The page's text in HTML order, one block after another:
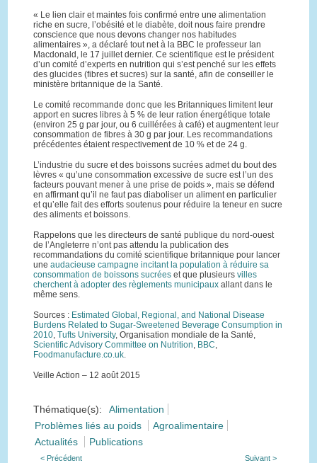
« Le lien clair et maintes fois confirmé entre une alimentation
riche en sucre, l’obésité et le diabète, doit nous faire prendre
conscience que nous devons changer nos habitudes
alimentaires », a déclaré tout net à la BBC le professeur Ian
Macdonald, le 17 juillet dernier. Ce scientifique est le président
d’un comité d’experts en nutrition qui s’est penché sur les effets
des glucides (fibres et sucres) sur la santé, afin de conseiller le
ministère britannique de la Santé.
Le comité recommande donc que les Britanniques limitent leur
apport en sucres libres à 5 % de leur ration énergétique totale
(environ 25 g par jour, ou 6 cuillérées à café) et augmentent leur
consommation de fibres à 30 g par jour. Les recommandations
précédentes étaient respectivement de 10 % et de 24 g.
L’industrie du sucre et des boissons sucrées admet du bout des
lèvres « qu’une consommation excessive de sucre est l’un des
facteurs pouvant mener à une prise de poids », mais se défend
en affirmant qu’il ne faut pas diaboliser un aliment en particulier
et qu’elle fait des efforts soutenus pour réduire la teneur en sucre
des aliments et boissons.
Rappelons que les directeurs de santé publique du nord-ouest
de l’Angleterre n’ont pas attendu la publication des
recommandations du comité scientifique britannique pour lancer
une audacieuse campagne incitant la population à réduire sa
consommation de boissons sucréeset que plusieurs villes
cherchent à adopter des règlements municipauxallant dans le
même sens.
Sources : Estimated Global, Regional, and National Disease
Burdens Related to Sugar-Sweetened Beverage Consumption in
2010, Tufts University, Organisation mondiale de la Santé,
Scientific Advisory Committee on Nutrition, BBC,
Foodmanufacture.co.uk.
Veille Action – 12 août 2015
Thématique(s):
Alimentation
Problèmes liés au poids
Agroalimentaire
Actualités
Publications
< Précédent Suivant >